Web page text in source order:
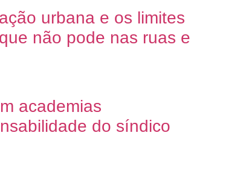
urbana e os limites
não pode nas ruas e
academias
do síndico